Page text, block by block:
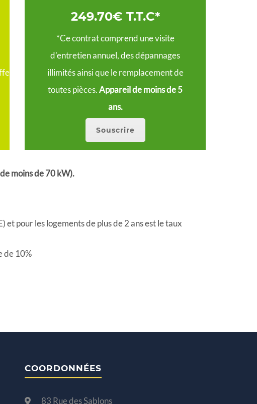
249.70€ T.T.C*
*Ce contrat comprend une visite
d’entretien annuel, des dépannages
illimités ainsi que le remplacement de
toutes pièces.Appareil de moins de 5
ans.
Souscrire
moins de 70 kW).
pour les logements de plus de 2 ans est le taux
de 10%
COORDONNÉES
83 Rue des Sablons